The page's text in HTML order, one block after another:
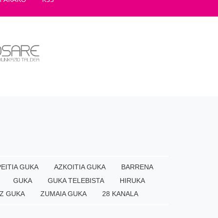
GUKA AZKOITIA GUKA
BARRENA
GUKA
GUKA TELEBISTA
HIRUKA
GUKA
ZUMAIA GUKA 28 KANALA